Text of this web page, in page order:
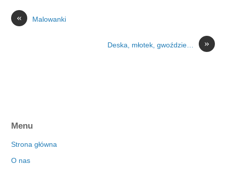
« Malowanki
»
Deska, młotek, gwoździe…
Menu
Strona główna
O nas